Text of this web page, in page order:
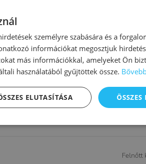
Felnőtt
személyre szabására és a
információkat megosztjuk
más információkkal, amelyeket Ön
használatából gyűjtöttek össze.
ÖSSZES
ELUTASÍTÁSA